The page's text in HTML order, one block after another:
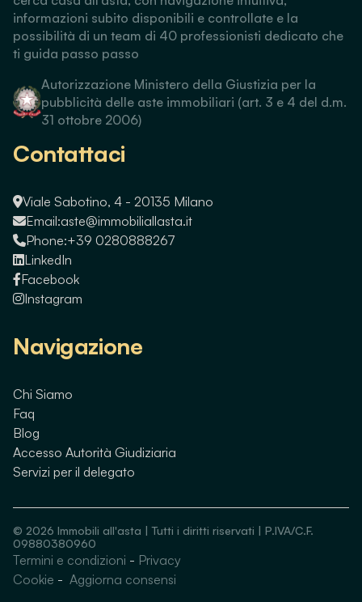
Guarda immobili simili
informazioni subito disponibili e controllate e la
possibilità di un team di 40 professionisti dedicato che
ti guida passo passo
Autorizzazione Ministero della Giustizia per la
pubblicità delle aste immobiliari (art. 3 e 4 del d.m.
31 ottobre 2006)
Contattaci
Viale Sabotino, 4 - 20135 Milano
Email:aste@immobiliallasta.it
Phone:+39 0280888267
LinkedIn
Facebook
Instagram
Navigazione
Chi Siamo
Faq
Blog
Accesso Autorità Giudiziaria
Servizi per il delegato
© 2026 Immobili all'asta | Tutti i diritti riservati | P.IVA/C.F.
09880380960
Termini e condizioni - Privacy
Cookie - Aggiorna consensi